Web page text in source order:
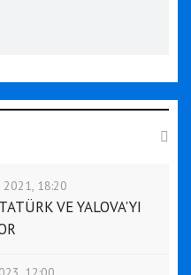
2021, 18:20
VE YALOVA'YI